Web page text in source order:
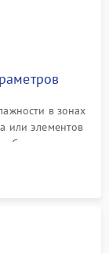
в зонах
или элементов
Считывание